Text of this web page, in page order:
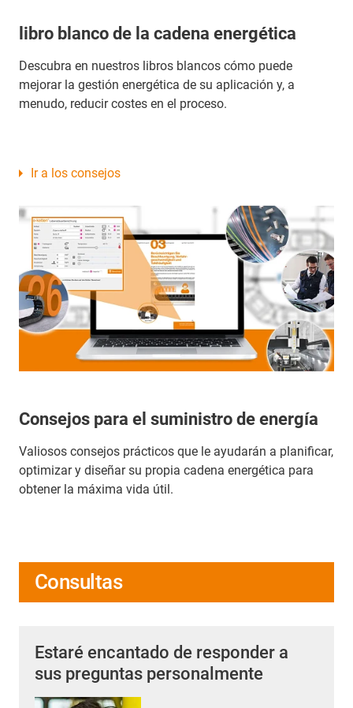
libro blanco de la cadena energética
Descubra en nuestros libros blancos cómo puede
mejorar la gestión energética de su aplicación y, a
menudo, reducir costes en el proceso.
Consejos para el suministro de energía
Valiosos consejos prácticos que le ayudarán a planificar,
optimizar y diseñar su propia cadena energética para
obtener la máxima vida útil.
Ir a los consejos
Consultas
Estaré encantado de responder a
sus preguntas personalmente